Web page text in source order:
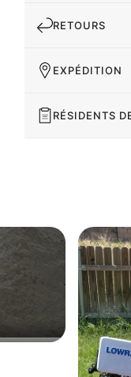
RETOURS
EXPÉDITION
RÉSIDENTS